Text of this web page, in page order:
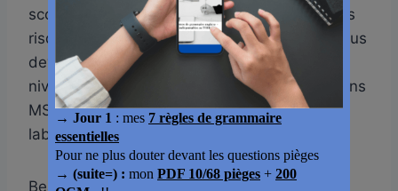
score, vous ne pouvez pas être diplômé, vous
risquez de retarder votre sortie d’école, et vous
devrez repasser le test jusqu’à atteindre le
niveau requis. Ce point concerne aussi certains
MSc et masters spécialisés, surtout ceux
labellisés ou accrédités à l’international.
Beaucoup d’étudiants attendent la dernière